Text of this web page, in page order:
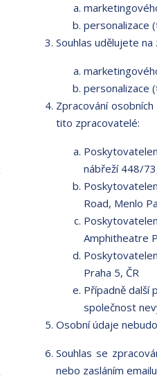
personalizace
Souhlas udělujete
personalizace
Zpracování
tito zpracovatelé:
nábřeží 448/
Road, Menlo
Amphitheatre
Praha 5, ČR
Případně další
společnost
Osobní údaje
Souhlas se
nebo zasláním